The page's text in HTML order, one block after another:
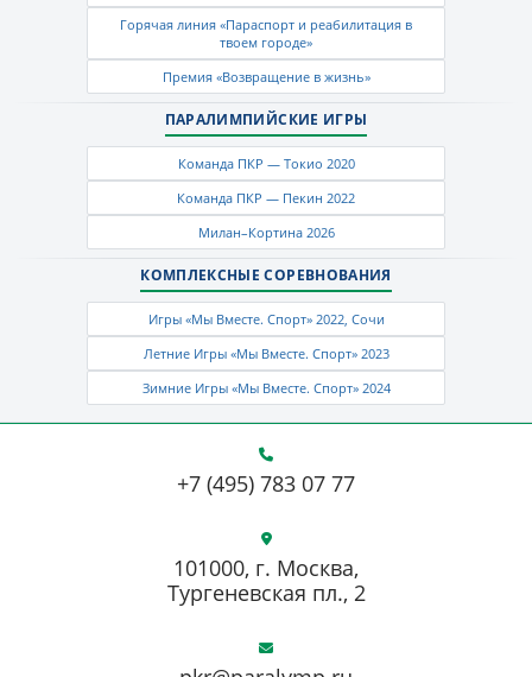
Горячая линия «Параспорт и реабилитация в
твоем городе»
Премия «Возвращение в жизнь»
ПАРАЛИМПИЙСКИЕ ИГРЫ
Команда ПКР — Токио 2020
Команда ПКР — Пекин 2022
Милан–Кортина 2026
КОМПЛЕКСНЫЕ СОРЕВНОВАНИЯ
Игры «Мы Вместе. Спорт» 2022, Сочи
Летние Игры «Мы Вместе. Спорт» 2023
Зимние Игры «Мы Вместе. Спорт» 2024
+7 (495) 783 07 77
101000, г. Москва,
Тургеневская пл., 2